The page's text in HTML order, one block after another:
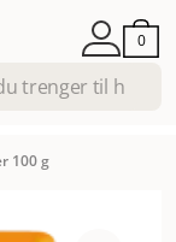
0
100 g